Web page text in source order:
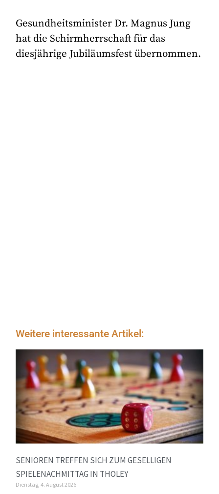
Gesundheitsminister Dr. Magnus Jung
hat die Schirmherrschaft für das
diesjährige Jubiläumsfest übernommen.
Weitere interessante Artikel:
SENIOREN TREFFEN SICH ZUM GESELLIGEN
SPIELENACHMITTAG IN THOLEY
Dienstag, 4. August 2026